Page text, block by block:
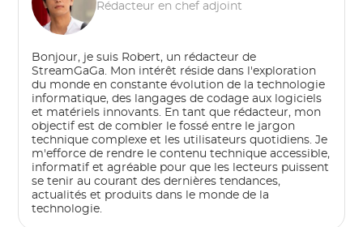
Rédacteur en chef adjoint
Bonjour, je suis Robert, un rédacteur de
StreamGaGa. Mon intérêt réside dans l'exploration
du monde en constante évolution de la technologie
informatique, des langages de codage aux logiciels
et matériels innovants. En tant que rédacteur, mon
objectif est de combler le fossé entre le jargon
technique complexe et les utilisateurs quotidiens. Je
m'efforce de rendre le contenu technique accessible,
informatif et agréable pour que les lecteurs puissent
se tenir au courant des dernières tendances,
actualités et produits dans le monde de la
technologie.